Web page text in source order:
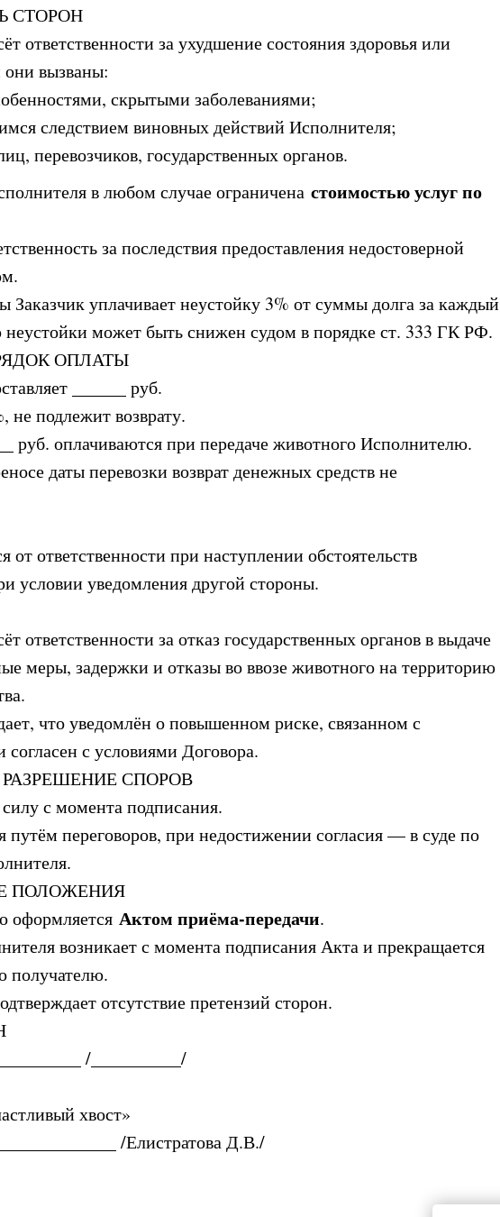
СТОРОН
ответственности за ухудшение состояния здоровья или
они вызваны:
скрытыми заболеваниями;
следствием виновных действий Исполнителя;
перевозчиков, государственных органов.
в любом случае ограничена стоимостью услуг по
за последствия предоставления недостоверной
Заказчик уплачивает неустойку 3% от суммы долга за каждый
неустойки может быть снижен судом в порядке ст. 333 ГК РФ.
ОПЛАТЫ
______ руб.
, не подлежит возврату.
руб. оплачиваются при передаче животного Исполнителю.
даты перевозки возврат денежных средств не
ответственности при наступлении обстоятельств
условии уведомления другой стороны.
ответственности за отказ государственных органов в выдаче
меры, задержки и отказы во ввозе животного на территорию
что уведомлён о повышенном риске, связанном с
с условиями Договора.
СПОРОВ
с момента подписания.
переговоров, при недостижении согласия — в суде по
ПОЛОЖЕНИЯ
оформляется Актом приёма-передачи.
возникает с момента подписания Акта и прекращается
получателю.
отсутствие претензий сторон.
/__________/
хвост»
/Елистратова Д.В./